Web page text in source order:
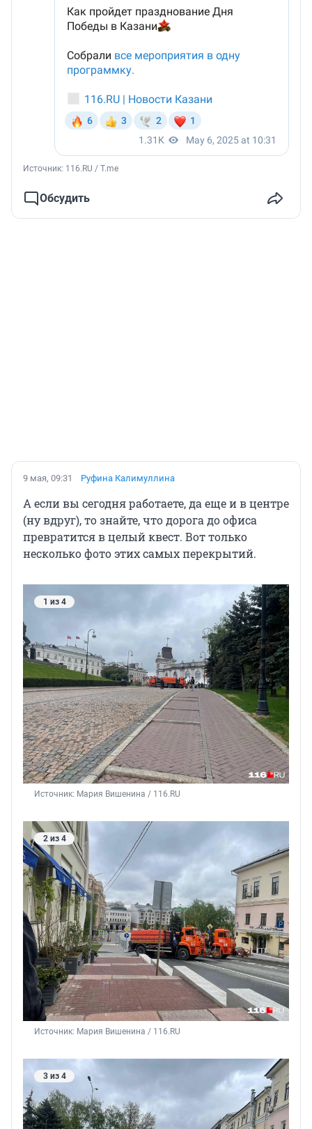
Источник: 116.RU / T.me
Обсудить
9 мая, 09:31 Руфина Калимуллина
А если вы сегодня работаете, да еще и в центре
(ну вдруг), то знайте, что дорога до офиса
превратится в целый квест. Вот только
несколько фото этих самых перекрытий.
1 из 4
Источник: Мария Вишенина / 116.RU
2 из 4
Источник: Мария Вишенина / 116.RU
3 из 4